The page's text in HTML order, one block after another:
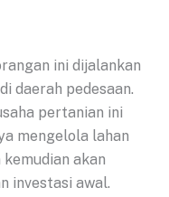
ini dijalankan
daerah pedesaan.
pertanian ini
mengelola lahan
akan
investasi awal.